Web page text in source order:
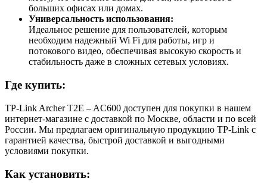
больших офисах или домах.
Универсальность использования:
Идеальное решение для пользователей, которым
необходим надежный Wi Fi для работы, игр и
потокового видео, обеспечивая высокую скорость и
стабильность даже в сложных сетевых условиях.
Где купить:
TP-Link Archer T2E – AC600 доступен для покупки в нашем
интернет-магазине с доставкой по Москве, области и по всей
России. Мы предлагаем оригинальную продукцию TP-Link с
гарантией качества, быстрой доставкой и выгодными
условиями покупки.
Как установить: